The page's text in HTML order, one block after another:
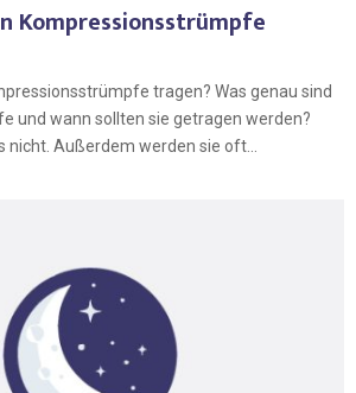
Kompressionsstrümpfe
tragen? Was genau sind
und wann sollten sie getragen werden?
nicht. Außerdem werden sie oft...